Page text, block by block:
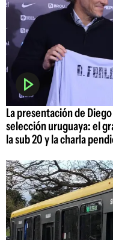
La presentación de
selección uruguaya: el
la sub 20 y la charla